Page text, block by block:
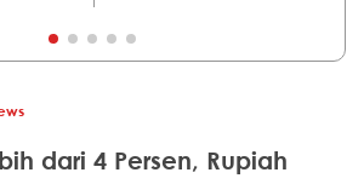
dari 4 Persen, Rupiah